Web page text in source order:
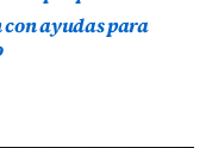
ayudas para